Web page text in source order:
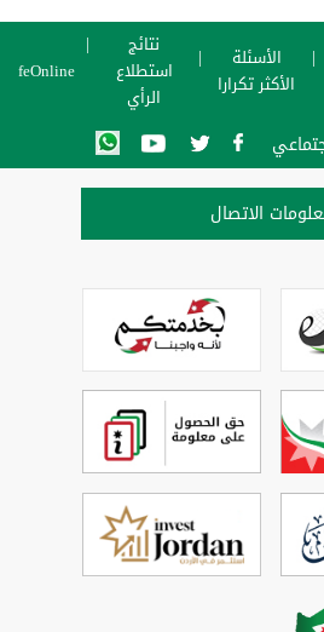
الأسئلة
الأكثر تكرارا
نتائج
استطلاع
الرأي
SafeOnline
الاتصال